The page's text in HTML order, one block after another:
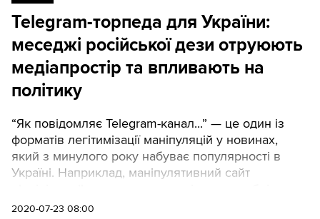
Telegram-торпеда для України:
меседжі російської дези отруюють
медіапростір та впливають на
політику
“Як повідомляє Telegram-канал...” — це один із
форматів легітимізації маніпуляцій у новинах,
який з минулого року набуває популярності в
Україні. Наприклад, маніпулятивний сайт
близько 900 новин з посиланнями на Telegram-
2020-07-23 08:00